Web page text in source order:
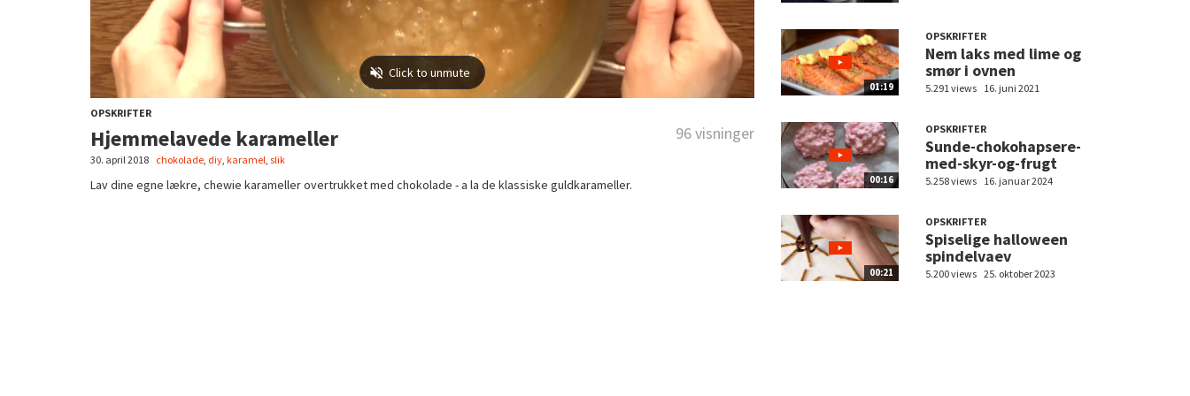
OPSKRIFTER
Hjemmelavede karameller 96 visninger
30. april 2018 chokolade diy karamel slik
Lav dine egne lækre, chewie karameller overtrukket med chokolade - a la de klassiske guldkarameller.
01:19
OPSKRIFTER
Nem laks med lime og
smør i ovnen
5.291 views 16. juni 2021
00:16
OPSKRIFTER
Sunde-chokohapsere-
med-skyr-og-frugt
5.258 views 16. januar 2024
00:21
OPSKRIFTER
Spiselige halloween
spindelvaev
5.200 views 25. oktober 2023